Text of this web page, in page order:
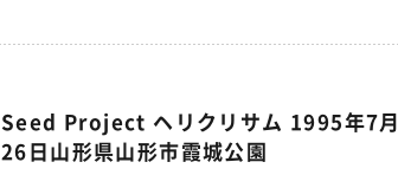
Seed Project ヘリクリサム 1995年7月
26日山形県山形市霞城公園